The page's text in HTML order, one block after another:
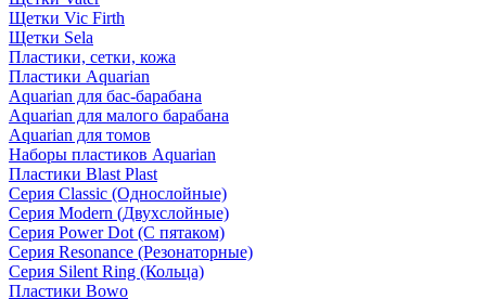
Щетки Vic Firth
Щетки Sela
Пластики, сетки, кожа
Пластики Aquarian
Aquarian для бас-барабана
Aquarian для малого барабана
Aquarian для томов
Наборы пластиков Aquarian
Пластики Blast Plast
Серия Classic (Однослойные)
Серия Modern (Двухслойные)
Серия Power Dot (С пятаком)
Серия Resonance (Резонаторные)
Серия Silent Ring (Кольца)
Пластики Bowo